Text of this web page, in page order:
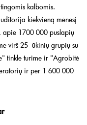
kalbomis.
kiekvieną mėnesį
apie 1700 000 puslapių
virš 25 ūkinių grupių su
tinkle turime ir "Agrobitė
ir per 1 600 000